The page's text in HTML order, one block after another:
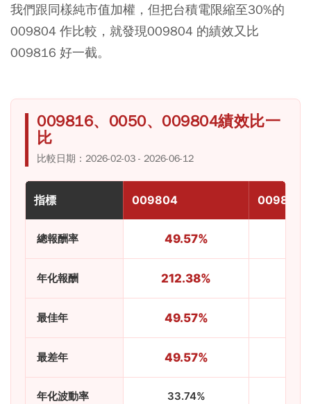
我們跟同樣純市值加權，但把台積電限縮至30%的
009804 作比較，就發現009804 的績效又比
009816 好一截。
009816、0050、009804績效比一
比
比較日期：2026-02-03 - 2026-06-12
指標 009804 009816
總報酬率 49.57%
年化報酬 212.38%
最佳年 49.57%
最差年 49.57%
年化波動率 33.74%